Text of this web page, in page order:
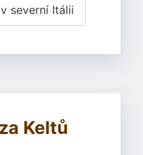
severní Itálii
Keltů